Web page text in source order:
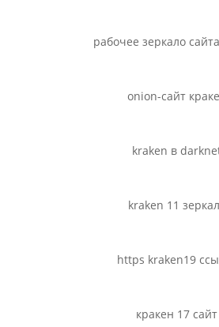
рабочее зеркало
onion-сайт
kraken в
kraken 11
https kraken19
кракен 17 сайт